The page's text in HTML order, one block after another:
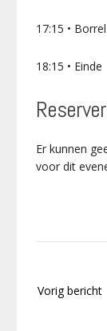
17:15 •
18:15 • Einde
Er kunnen
voor dit
navigatie
Vorig bericht